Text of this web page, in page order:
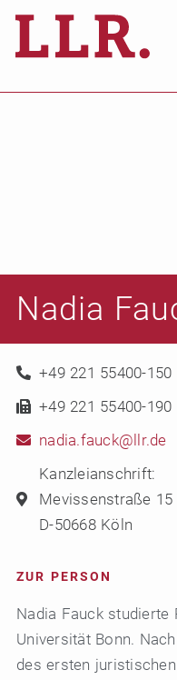
Nadia
+49 221 55400-150
+49 221 55400-190
nadia.fauck@llr.de
Kanzleianschrift:
Mevissenstraße 15
D-50668 Köln
ZUR PERSON
Nadia Fauck
Universität Bonn.
des ersten